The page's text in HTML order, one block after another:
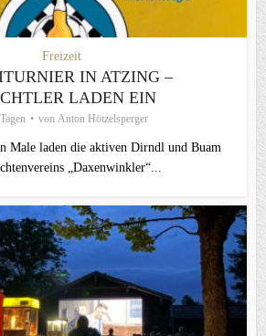
Freizeit
IN ATZING –
LADEN EIN
von Anton Hötzelsperger
Male laden die aktiven Dirndl und Buam
„Daxenwinkler“...